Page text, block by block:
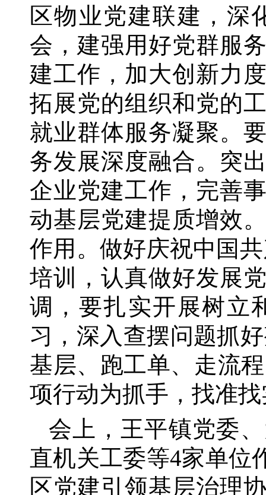
区物业党建联建，深
会，建强用好党群服
建工作，加大创新力
拓展党的组织和党的
就业群体服务凝聚。
务发展深度融合。突
企业党建工作，完善
动基层党建提质增效
作用。做好庆祝中国
培训，认真做好发展
调，要扎实开展树立
习，深入查摆问题抓
基层、跑工单、走流
项行动为抓手，找准
会上，王平镇党委
直机关工委等4家单位
区党建引领基层治理